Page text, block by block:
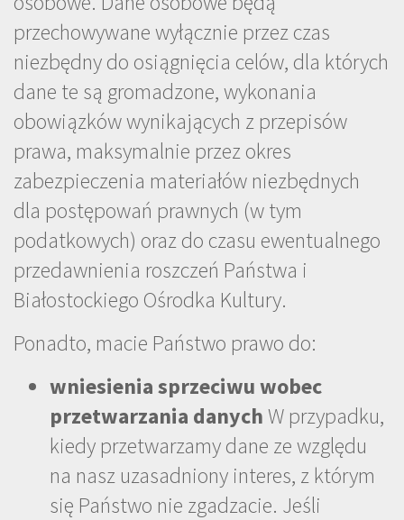
przechowywane wyłącznie przez czas
niezbędny do osiągnięcia celów, dla których
dane te są gromadzone, wykonania
obowiązków wynikających z przepisów
prawa, maksymalnie przez okres
zabezpieczenia materiałów niezbędnych
dla postępowań prawnych (w tym
podatkowych) oraz do czasu ewentualnego
przedawnienia roszczeń Państwa i
Białostockiego Ośrodka Kultury.
Ponadto, macie Państwo prawo do:
wniesienia sprzeciwu wobec
przetwarzania danychW przypadku,
kiedy przetwarzamy dane ze względu
na nasz uzasadniony interes, z którym
się Państwo nie zgadzacie. Jeśli